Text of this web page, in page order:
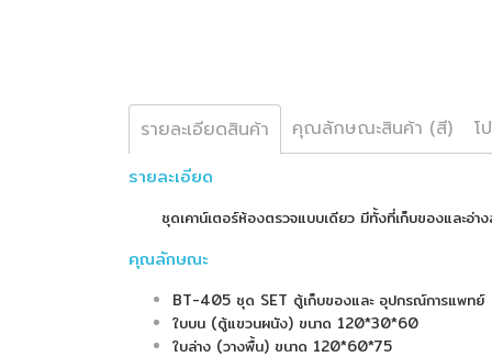
รายละเอียดสินค้า คุณลักษณะสินค้า (สี) โ
รายละเอียด
ชุดเคาน์เตอร์ห้องตรวจแบบเดียว มีทั้งที่เก็บของและอ่
คุณลักษณะ
BT-405 ชุด SET ตู้เก็บของและ อุปกรณ์การแพทย์
ใบบน (ตู้แขวนผนัง) ขนาด 120*30*60
ใบล่าง (วางพื้น) ขนาด 120*60*75